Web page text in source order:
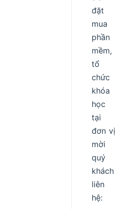
đặt
mua
phần
mềm,
tổ
chức
khóa
học
tại
đơn vị
mời
quý
khách
liên
hệ: